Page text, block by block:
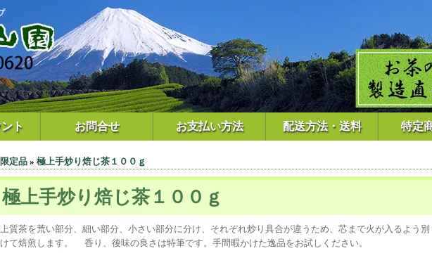
ト お問合せ お支払い方法 配送方法・送料 特定
限定品 » 極上手炒り焙じ茶１００ｇ
極上手炒り焙じ茶１００ｇ
質茶を荒い部分、細い部分、小さい部分に分け、それぞれ炒り具合が違うため、芯まで火が入るよう
て焙煎します。 香り、後味の良さは特筆です。手間暇かけた逸品をお試しください。